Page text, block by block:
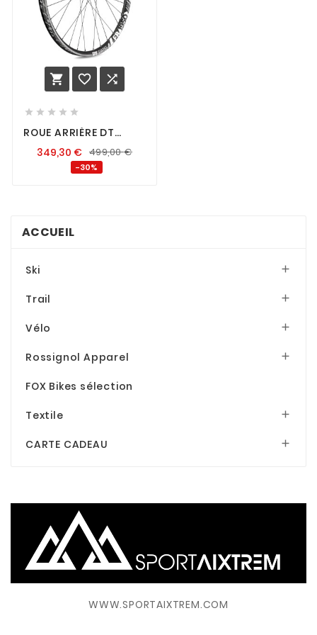
  
    
ROUE ARRIÈRE DT
DISC IS (12X150MM) HG
349,30 € 499,00€
-30%
ACCUEIL
Ski 
Trail 
Vélo 
Rossignol Apparel 
FOX Bikes sélection
Textile 
CARTE CADEAU 
WWW.SPORTAIXTREM.COM